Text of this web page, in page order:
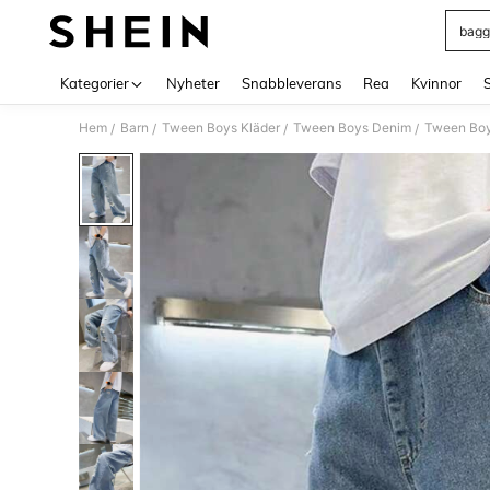
Kategorier Nyheter Snabbleverans Rea Kvinnor
Hem / Barn / Tween Boys Kläder / Tween Boys Denim / Tween